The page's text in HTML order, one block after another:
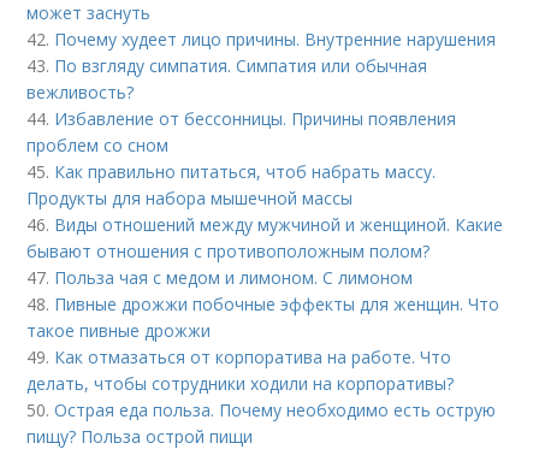
может заснуть
42. Почему худеет лицо причины. Внутренние нарушения
43. По взгляду симпатия. Симпатия или обычная
вежливость?
44. Избавление от бессонницы. Причины появления
проблем со сном
45. Как правильно питаться, чтоб набрать массу.
Продукты для набора мышечной массы
46. Виды отношений между мужчиной и женщиной. Какие
бывают отношения с противоположным полом?
47. Польза чая с медом и лимоном. С лимоном
48. Пивные дрожжи побочные эффекты для женщин. Что
такое пивные дрожжи
49. Как отмазаться от корпоратива на работе. Что
делать, чтобы сотрудники ходили на корпоративы?
50.Острая еда польза. Почему необходимо есть острую
пищу? Польза острой пищи